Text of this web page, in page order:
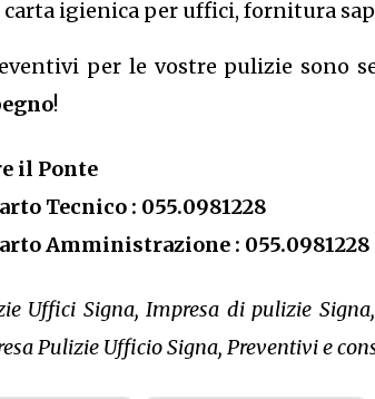
carta igienica per uffici, fornitura
per le vostre pulizie sono
!
il Ponte
Tecnico : 055.0981228
Amministrazione : 055.0981228
Uffici Signa, Impresa di pulizie
Pulizie Ufficio Signa, Preventivi e